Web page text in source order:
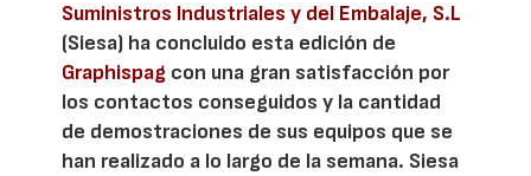
Suministros Industriales y del Embalaje, S.L
(Siesa) ha concluido esta edición de
Graphispag con una gran satisfacción por
los contactos conseguidos y la cantidad
de demostraciones de sus equipos que se
han realizado a lo largo de la semana. Siesa